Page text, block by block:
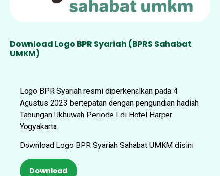
Download Logo BPR Syariah (BPRS Sahabat
UMKM)
Logo BPR Syariah resmi diperkenalkan pada 4
Agustus 2023 bertepatan dengan pengundian hadiah
Tabungan Ukhuwah Periode I di Hotel Harper
Yogyakarta.
Download Logo BPR Syariah Sahabat UMKM disini
Download